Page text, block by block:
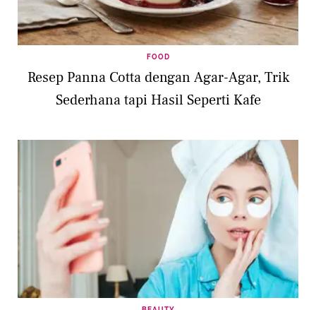
FOOD
Resep Panna Cotta dengan Agar-Agar, Trik
Sederhana tapi Hasil Seperti Kafe